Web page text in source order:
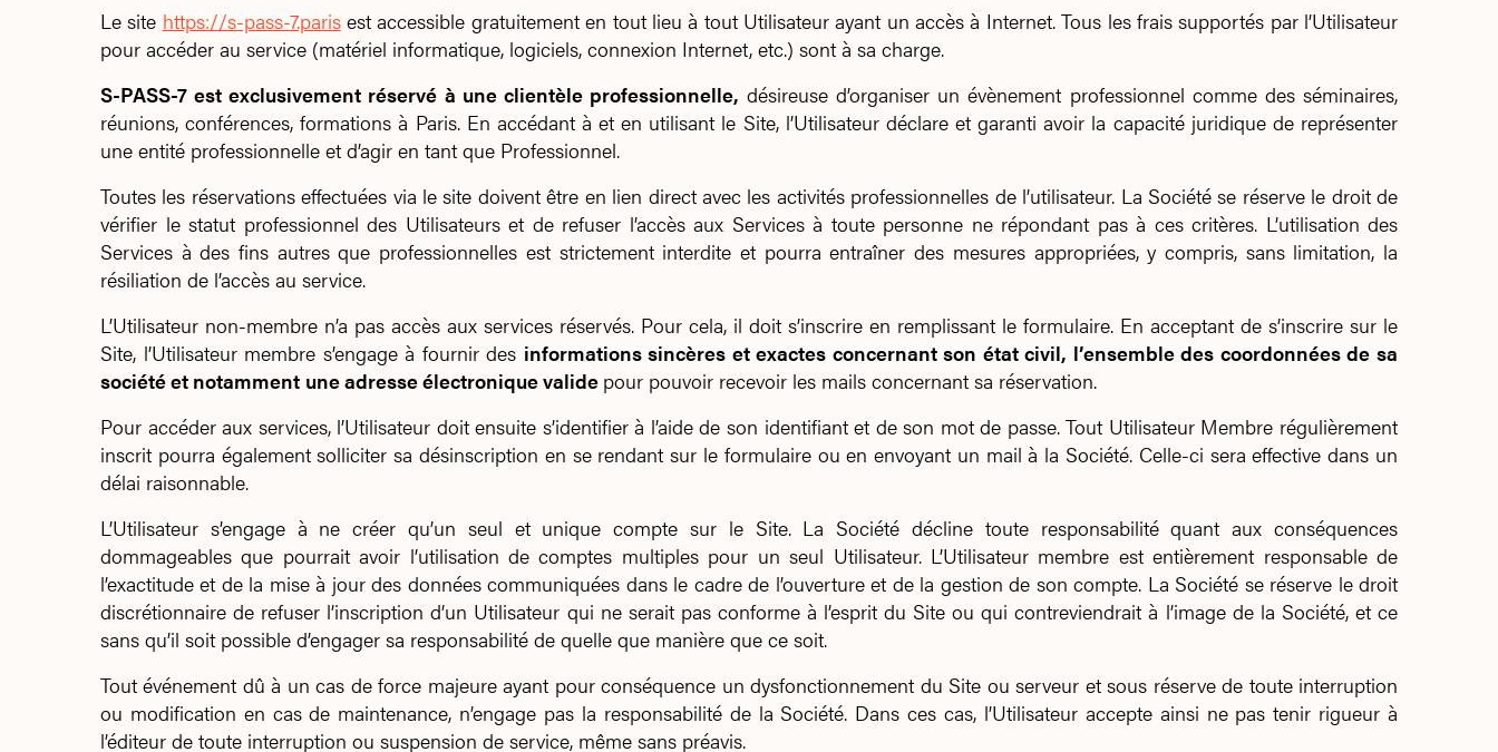
Le site https://s-pass-7.parisest accessible gratuitement en tout lieu à tout Utilisateur ayant un accès à Internet. Tous les frais supportés par l’Utilisateur
pour accéder au service (matériel informatique, logiciels, connexion Internet, etc.) sont à sa charge.
S-PASS-7 est exclusivement réservé à une clientèle professionnelle, désireuse d’organiser un évènement professionnel comme des séminaires,
réunions, conférences, formations à Paris. En accédant à et en utilisant le Site, l’Utilisateur déclare et garanti avoir la capacité juridique de représenter
une entité professionnelle et d’agir en tant que Professionnel.
Toutes les réservations effectuées via le site doivent être en lien direct avec les activités professionnelles de l’utilisateur. La Société se réserve le droit de
vérifier le statut professionnel des Utilisateurs et de refuser l’accès aux Services à toute personne ne répondant pas à ces critères. L’utilisation des
Services à des fins autres que professionnelles est strictement interdite et pourra entraîner des mesures appropriées, y compris, sans limitation, la
résiliation de l’accès au service.
L’Utilisateur non-membre n’a pas accès aux services réservés. Pour cela, il doit s’inscrire en remplissant le formulaire. En acceptant de s’inscrire sur le
Site, l’Utilisateur membre s’engage à fournir des informations sincères et exactes concernant son état civil, l’ensemble des coordonnées de sa
société et notamment une adresse électronique valide pour pouvoir recevoir les mails concernant sa réservation.
Pour accéder aux services, l’Utilisateur doit ensuite s’identifier à l’aide de son identifiant et de son mot de passe. Tout Utilisateur Membre régulièrement
inscrit pourra également solliciter sa désinscription en se rendant sur le formulaire ou en envoyant un mail à la Société. Celle-ci sera effective dans un
délai raisonnable.
L’Utilisateur s’engage à ne créer qu’un seul et unique compte sur le Site. La Société décline toute responsabilité quant aux conséquences
dommageables que pourrait avoir l’utilisation de comptes multiples pour un seul Utilisateur. L’Utilisateur membre est entièrement responsable de
l’exactitude et de la mise à jour des données communiquées dans le cadre de l’ouverture et de la gestion de son compte. La Société se réserve le droit
discrétionnaire de refuser l’inscription d’un Utilisateur qui ne serait pas conforme à l’esprit du Site ou qui contreviendrait à l’image de la Société, et ce
sans qu’il soit possible d’engager sa responsabilité de quelle que manière que ce soit.
Tout événement dû à un cas de force majeure ayant pour conséquence un dysfonctionnement du Site ou serveur et sous réserve de toute interruption
ou modification en cas de maintenance, n’engage pas la responsabilité de la Société. Dans ces cas, l’Utilisateur accepte ainsi ne pas tenir rigueur à
l’éditeur de toute interruption ou suspension de service, même sans préavis.